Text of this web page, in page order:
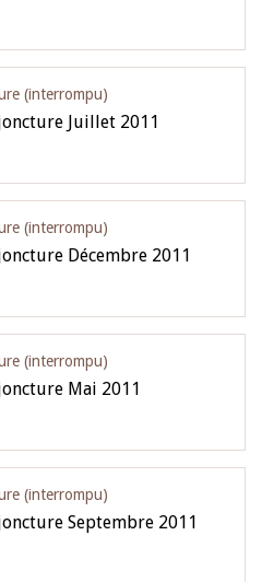
(interrompu)
Juillet 2011
(interrompu)
Décembre 2011
(interrompu)
Mai 2011
(interrompu)
Septembre 2011